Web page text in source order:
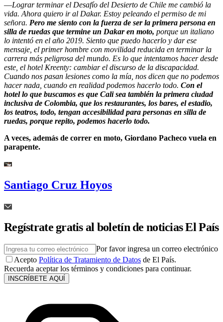
—Lograr terminar el Desafío del Desierto de Chile me cambió la
vida. Ahora quiero ir al Dakar. Estoy peleando el permiso de mi
señora. Pero me siento con la fuerza de ser la primera persona en
silla de ruedas que termine un Dakar en moto, porque un italiano
lo intentó en el año 2019. Siento que puedo hacerlo y dar ese
mensaje, el primer hombre con movilidad reducida en terminar la
carrera más peligrosa del mundo. Es lo que intentamos hacer desde
este, el hotel Kreenty: cambiar el discurso de la discapacidad.
Cuando nos pasan lesiones como la mía, nos dicen que no podemos
hacer nada, cuando en realidad podemos hacerlo todo. Con el
hotel lo que buscamos es que Cali sea también la primera ciudad
inclusiva de Colombia, que los restaurantes, los bares, el estadio,
los teatros, todo, tengan accesibilidad para personas en silla de
ruedas, porque repito, podemos hacerlo todo.
A veces, además de correr en moto, Giordano Pacheco vuela en
parapente.
Santiago Cruz Hoyos
Regístrate gratis al boletín de noticias El País
Por favor ingresa un correo electrónico
Acepto Política de Tratamiento de Datos de El País.
Recuerda aceptar los términos y condiciones para continuar.
INSCRÍBETE AQUÍ